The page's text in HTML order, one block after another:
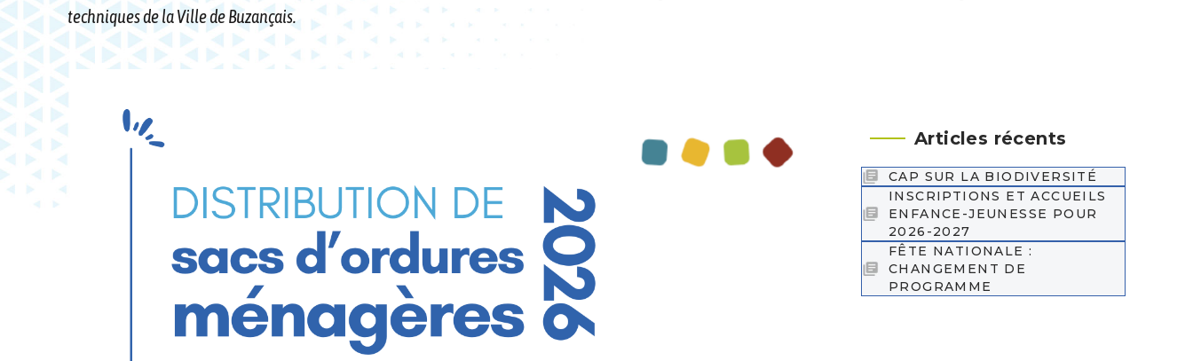
techniques de la Ville de Buzançais.
Articles récents
CAP SUR LA BIODIVERSITÉ
INSCRIPTIONS ET ACCUEILS
ENFANCE-JEUNESSE POUR
2026-2027
FÊTE NATIONALE :
CHANGEMENT DE
PROGRAMME